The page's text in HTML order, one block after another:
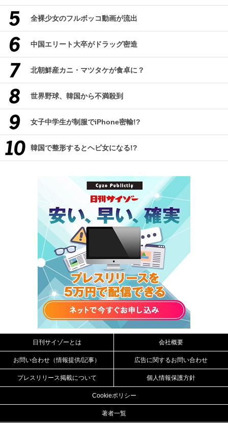
全裸少女のフルボッコ動画が流出
中国エリート大卒がドラッグ密造
北朝鮮産カニ・マツタケが食卓に？
世界野球、韓国から不満殺到
女子中学生が制服でiPhone密輸!?
韓国で整形するとヘビ女になる!?
日刊サイゾーとは 会社概要
お問い合わせ（情報提供/記事） 広告に関するお問い合わせ
プレスリリース掲載について 個人情報保護方針
Cookieポリシー
著者一覧